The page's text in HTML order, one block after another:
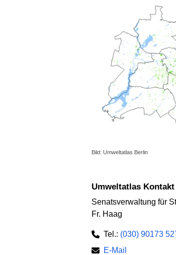
Bild: Umweltatlas Berlin
Umweltatlas Kontakt
Senatsverwaltung für
Fr. Haag
Tel.: (030) 90173
E-Mail